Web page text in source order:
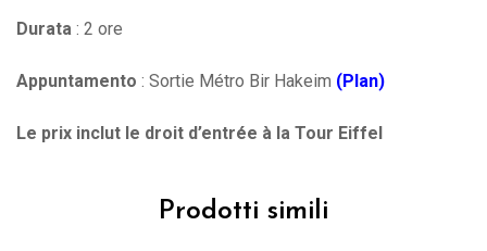
Durata : 2 ore
Appuntamento : Sortie Métro Bir Hakeim (Plan)
Le prix inclut le droit d’entrée à la Tour Eiffel
Prodotti simili